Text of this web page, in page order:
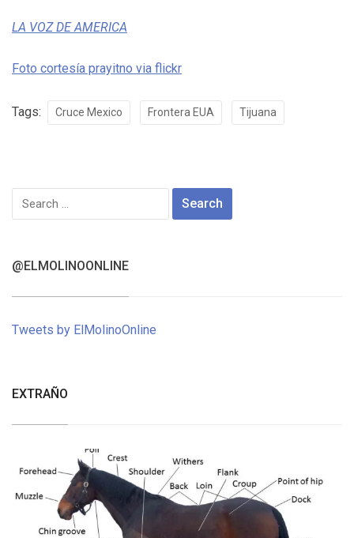
LA VOZ DE AMERICA
Foto cortesía prayitno via flickr
Tags: Cruce Mexico Frontera EUA Tijuana
Search
for:
@ELMOLINOONLINE
Tweets by ElMolinoOnline
EXTRAÑO